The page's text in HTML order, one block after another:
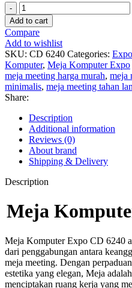
Meja
Komputer
Expo
CD
6240
quantity
Add to cart
Compare
Add to wishlist
SKU: CD 6240 Categories:
Komputer, Meja Komputer Expo
meja meeting harga murah, meja
minimalis, meja meeting tahan
Share:
Description
Additional information
Reviews (0)
About brand
Shipping & Delivery
Description
Meja
Meja Komputer Expo CD 6240
dari penggabungan antara
meja meeting. Dengan
estetika yang elegan, Meja
menciptakan ruang kerja yang